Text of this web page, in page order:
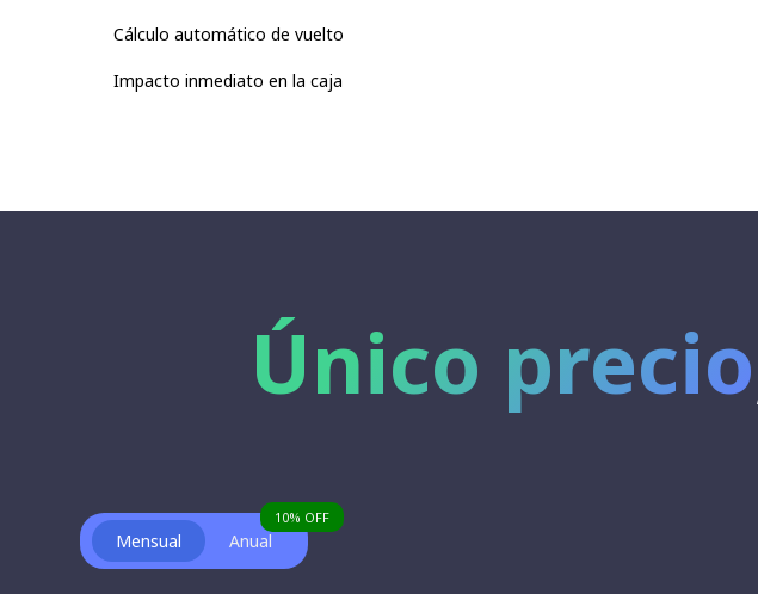
Cálculo automático de vuelto
Impacto inmediato en la caja
Único precio
Mensual
10% OFF
Anual